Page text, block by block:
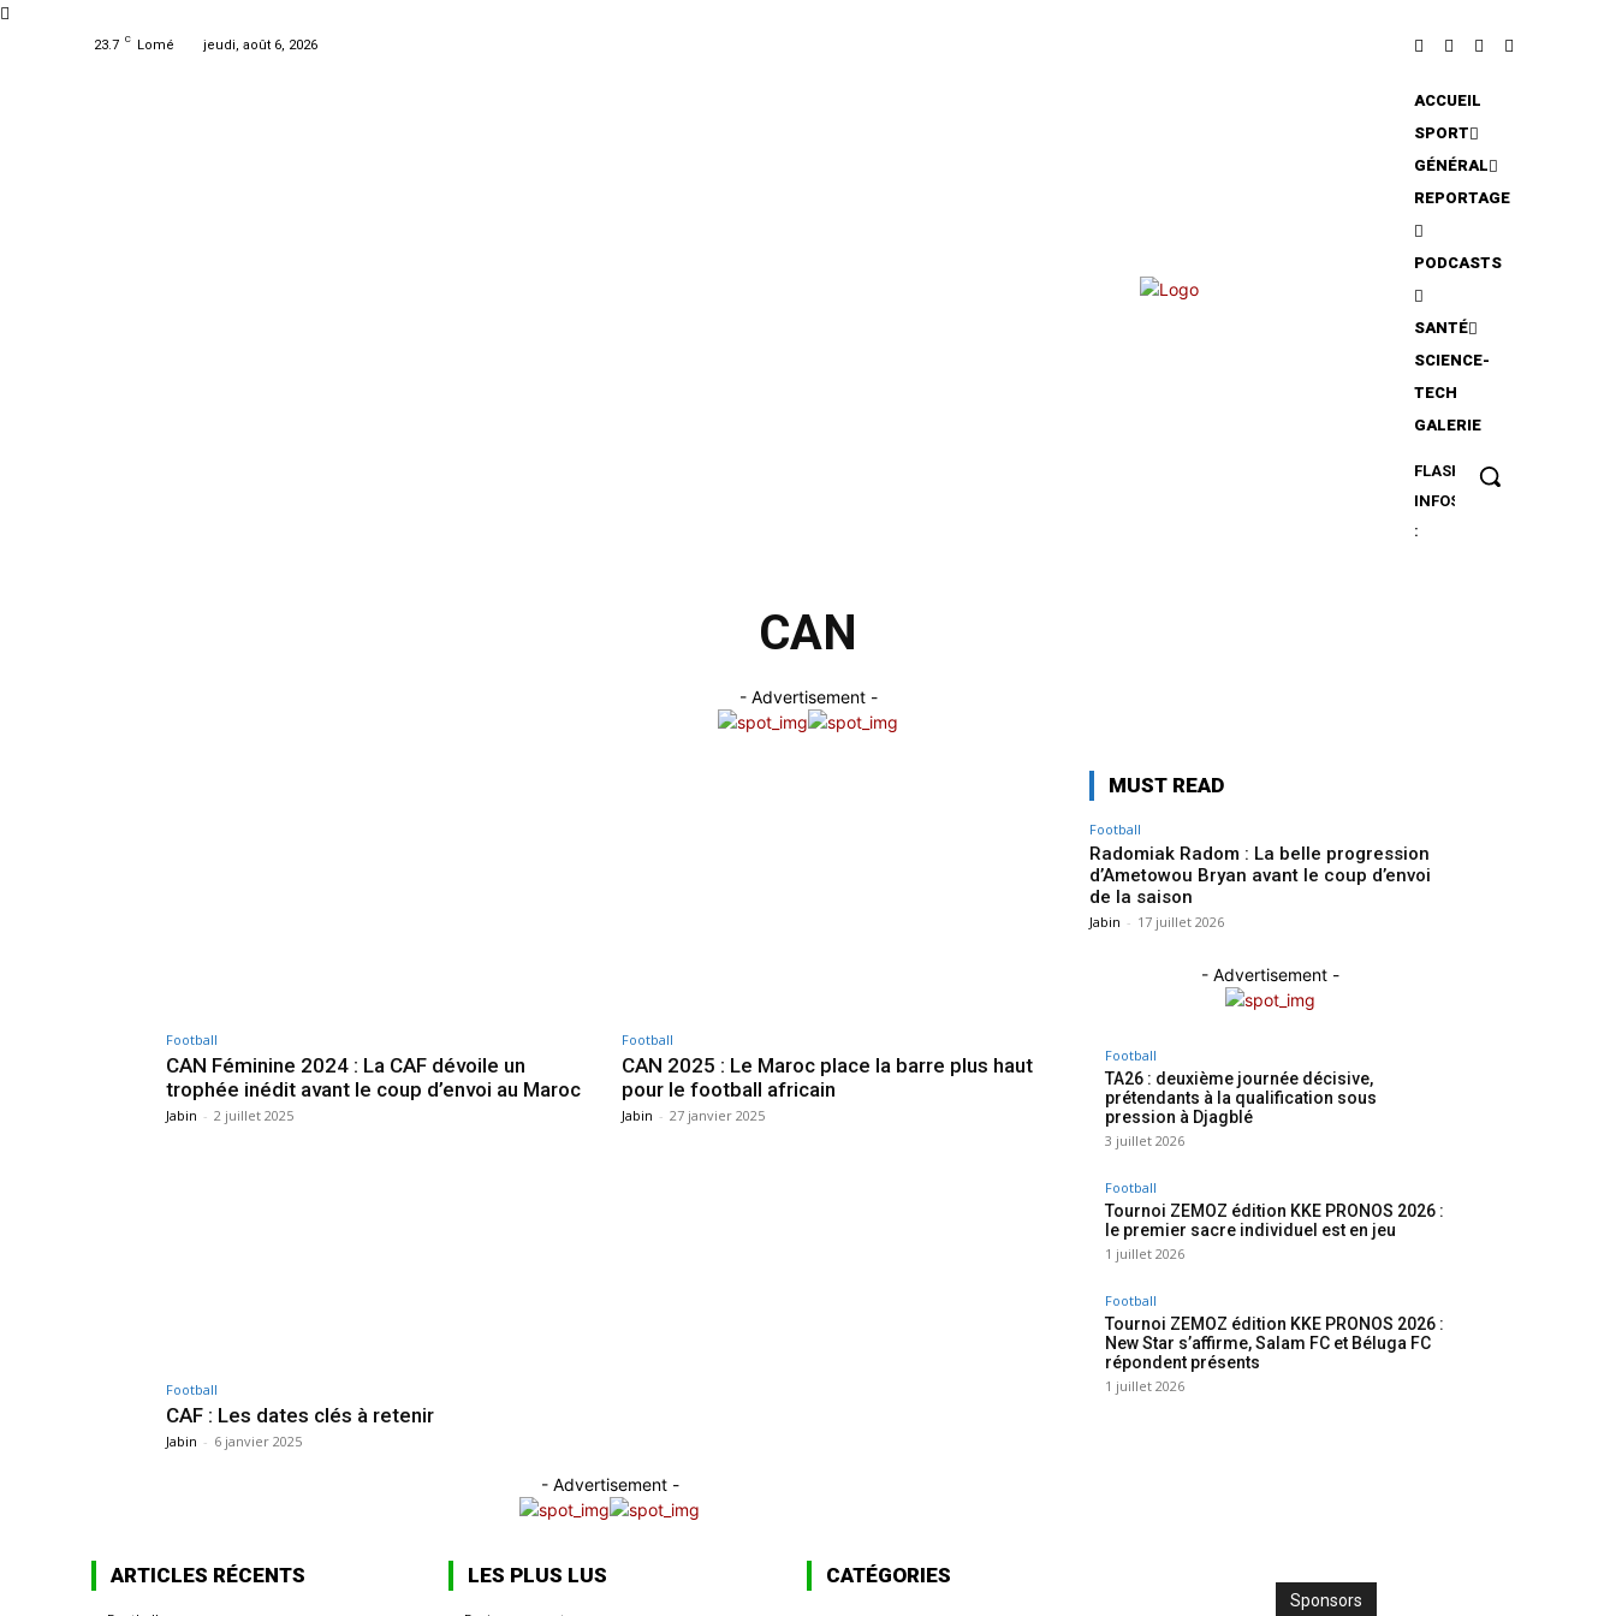
23.7 C Lomé jeudi, août 6, 2026
ACCUEIL
SPORT
GÉNÉRAL
REPORTAGE
PODCASTS
SANTÉ
SCIENCE-
TECH
GALERIE
FLASH
INFOS
:
Radomiak
CAN
- Advertisement -
Football
CAN Féminine 2024 : La CAF dévoile un
trophée inédit avant le coup d’envoi au Maroc
Jabin - 2 juillet 2025
Football
CAN 2025 : Le Maroc place la barre plus haut
pour le football africain
Jabin - 27 janvier 2025
Football
CAF : Les dates clés à retenir
Jabin - 6 janvier 2025
- Advertisement -
MUST READ
Football
Radomiak Radom : La belle progression
d’Ametowou Bryan avant le coup d’envoi
de la saison
Jabin - 17 juillet 2026
- Advertisement -
Football
TA26 : deuxième journée décisive,
prétendants à la qualification sous
pression à Djagblé
3 juillet 2026
Football
Tournoi ZEMOZ édition KKE PRONOS 2026 :
le premier sacre individuel est en jeu
1 juillet 2026
Football
Tournoi ZEMOZ édition KKE PRONOS 2026 :
New Star s’affirme, Salam FC et Béluga FC
répondent présents
1 juillet 2026
ARTICLES RÉCENTS LES PLUS LUS CATÉGORIES
Sponsors